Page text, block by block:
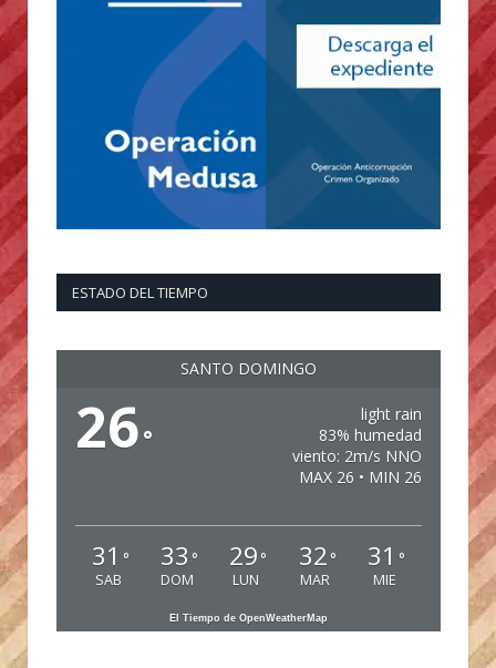
ESTADO DEL TIEMPO
SANTO DOMINGO
26°
light rain
83% humedad
viento: 2m/s NNO
MAX 26 • MIN 26
31 °
SAB
33 °
DOM
29 °
LUN
32 °
MAR
31 °
MIE
El Tiempo de OpenWeatherMap